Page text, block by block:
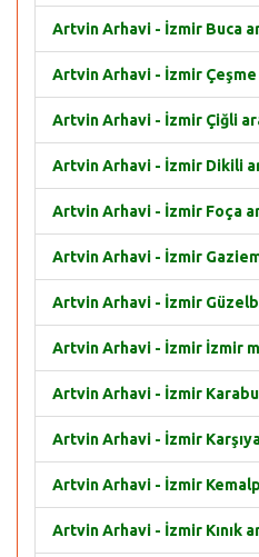
Artvin Arhavi - İzmir Buca
Artvin Arhavi - İzmir
Artvin Arhavi - İzmir Çiğli
Artvin Arhavi - İzmir Dikili
Artvin Arhavi - İzmir Foça
Artvin Arhavi - İzmir
Artvin Arhavi - İzmir
Artvin Arhavi - İzmir İzmir
Artvin Arhavi - İzmir
Artvin Arhavi - İzmir
Artvin Arhavi - İzmir
Artvin Arhavi - İzmir Kınık